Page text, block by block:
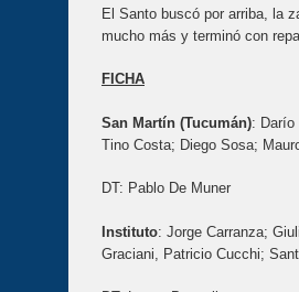
El Santo buscó por arriba, la
mucho más y terminó con
FICHA
San Martín (Tucumán): Darío
Tino Costa; Diego Sosa;
DT: Pablo De Muner
Instituto: Jorge Carranza;
Graciani, Patricio Cucchi;